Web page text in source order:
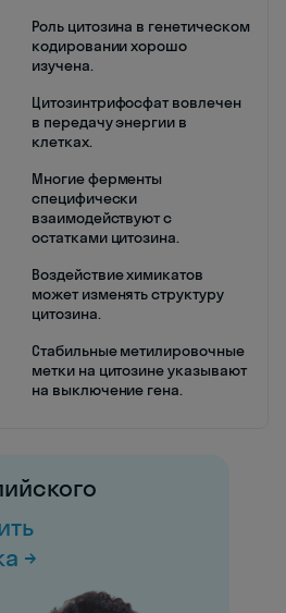
Роль цитозина в генетическом
кодировании хорошо
изучена.
Цитозинтрифосфат вовлечен
в передачу энергии в
клетках.
Многие ферменты
специфически
взаимодействуют с
остатками цитозина.
Воздействие химикатов
может изменять структуру
цитозина.
Стабильные метилировочные
метки на цитозине указывают
на выключение гена.
→